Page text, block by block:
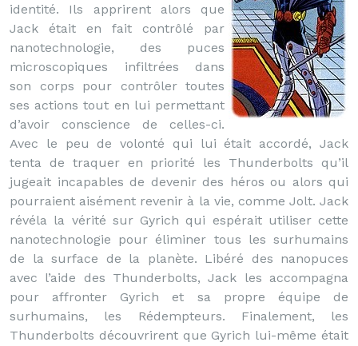
identité. Ils apprirent alors que
Jack était en fait contrôlé par
nanotechnologie, des puces
microscopiques infiltrées dans
son corps pour contrôler toutes
ses actions tout en lui permettant
d’avoir conscience de celles-ci.
Avec le peu de volonté qui lui était accordé, Jack
tenta de traquer en priorité les Thunderbolts qu’il
jugeait incapables de devenir des héros ou alors qui
pourraient aisément revenir à la vie, comme Jolt. Jack
révéla la vérité sur Gyrich qui espérait utiliser cette
nanotechnologie pour éliminer tous les surhumains
de la surface de la planète. Libéré des nanopuces
avec l’aide des Thunderbolts, Jack les accompagna
pour affronter Gyrich et sa propre équipe de
surhumains, les Rédempteurs. Finalement, les
Thunderbolts découvrirent que Gyrich lui-même était